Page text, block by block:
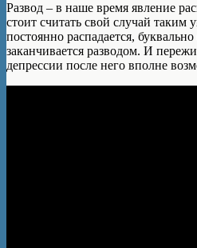
Развод – в наше время явление
стоит считать свой случай
постоянно распадается,
заканчивается разводом. И
депрессии после него вполне